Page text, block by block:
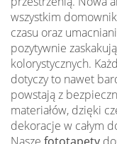
wszystkim
czasu oraz
pozytywnie
kolorystycznych.
dotyczy to nawet
powstają z
materiałów, dzięki
dekoracje w całym